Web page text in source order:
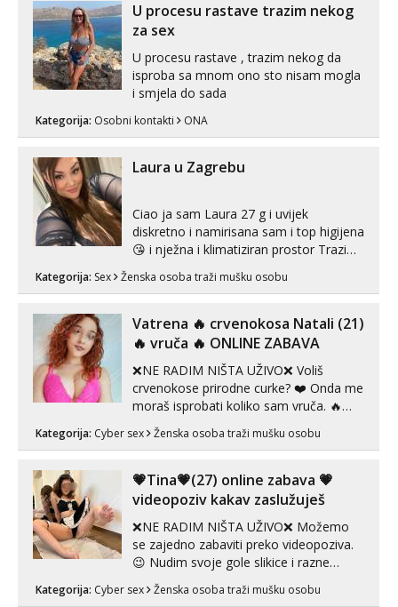
U procesu rastave trazim nekog
za sex
U procesu rastave , trazim nekog da
isproba sa mnom ono sto nisam mogla
i smjela do sada
Kategorija: Osobni kontakti ONA
Laura u Zagrebu
Ciao ja sam Laura 27 g i uvijek
diskretno i namirisana sam i top higijena
😘 i nježna i klimatiziran prostor Trazim
Pusenje i gutanje sperme Erotsko rublje
tijelu Iskljucivo neradim analni !!! I
neljubim se Wha...
Kategorija: Sex Ženska osoba traži mušku osobu
Vatrena ‎️‍🔥 crvenokosa Natali (21)
‎️‍🔥 vruča‎ ️‍🔥 ONLINE ZABAVA
❌NE RADIM NIŠTA UŽIVO❌ Voliš
crvenokose prirodne curke? ❤️ Onda me
moraš isprobati koliko sam vruča.‎ ️‍🔥
MLADA vražica koja ima 100%
prorodne grudi, 💦 Misli su mi uvijek
U mojoj raznolikoj ponudi možeš
pranaći nešto po svojoj mjeri. Sexi videa
s kolegica...
Kategorija: Cyber sex Ženska osoba traži mušku osobu
💗Tina💗(27) online zabava 💗
videopoziv kakav zaslužuješ
❌NE RADIM NIŠTA UŽIVO❌ Možemo
se zajedno zabaviti preko videopoziva.
😉 Nudim svoje gole slikice i razne
videouradke. 🤩 Za online zabavu pošalji
poruku na Whatsapp, Telegram ili Viber.
Kategorija: Cyber sex Ženska osoba traži mušku osobu